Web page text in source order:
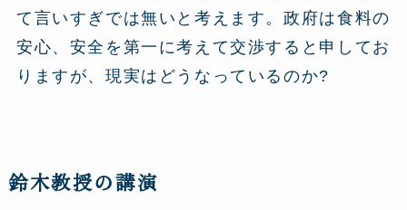
て言いすぎでは無いと考えます。政府は食料の
安心、安全を第一に考えて交渉すると申してお
りますが、現実はどうなっているのか?
鈴木教授の講演